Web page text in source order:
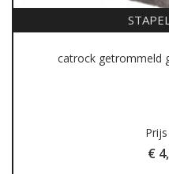
catrock getrommeld
€